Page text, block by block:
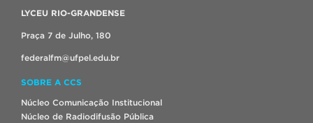
LYCEU RIO-GRANDENSE
Praça 7 de Julho, 180
federalfm@ufpel.edu.br
SOBRE A CCS
Núcleo Comunicação Institucional
Núcleo de Radiodifusão Pública